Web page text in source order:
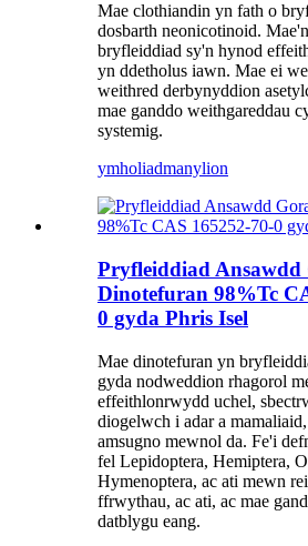
Mae clothiandin yn fath o
dosbarth neonicotinoid.
bryfleiddiad sy'n hynod
yn ddetholus iawn. Mae ei
weithred derbynyddion
mae ganddo weithgareddau
systemig.
ymholiadmanylion
Pryfleiddiad Ansawdd
Dinotefuran 98%Tc
0 gyda Phris Isel
Mae dinotefuran yn
gyda nodweddion rhagorol
effeithlonrwydd uchel,
diogelwch i adar a
amsugno mewnol da. Fe'i
fel Lepidoptera, Hemiptera,
Hymenoptera, ac ati mewn
ffrwythau, ac ati, ac mae
datblygu eang.